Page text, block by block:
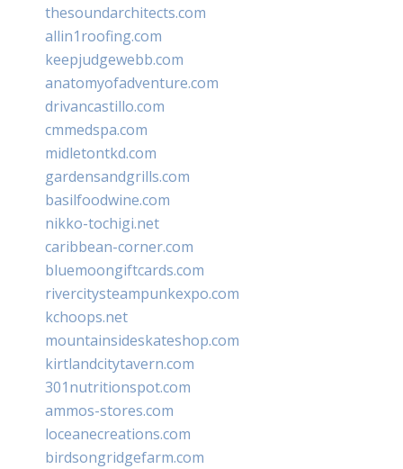
thesoundarchitects.com
allin1roofing.com
keepjudgewebb.com
anatomyofadventure.com
drivancastillo.com
cmmedspa.com
midletontkd.com
gardensandgrills.com
basilfoodwine.com
nikko-tochigi.net
caribbean-corner.com
bluemoongiftcards.com
rivercitysteampunkexpo.com
kchoops.net
mountainsideskateshop.com
kirtlandcitytavern.com
301nutritionspot.com
ammos-stores.com
loceanecreations.com
birdsongridgefarm.com